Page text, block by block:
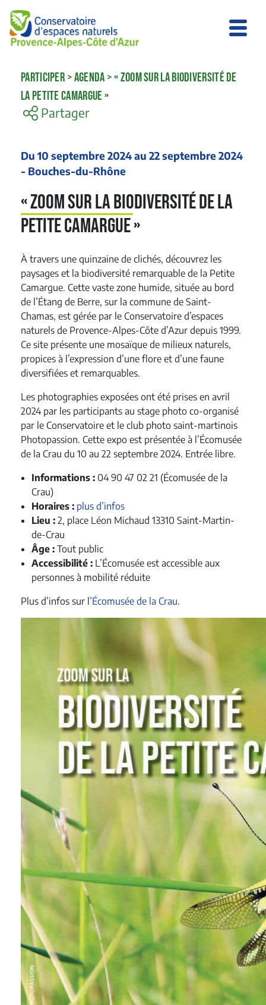
PARTICIPER >AGENDA >« ZOOM SUR LA BIODIVERSITÉ DE
LA PETITE CAMARGUE »
Partager
Du 10 septembre 2024 au 22 septembre 2024
- Bouches-du-Rhône
« Zoom sur la biodiversité de la
Petite Camargue »
À travers une quinzaine de clichés, découvrez les
paysages et la biodiversité remarquable de la Petite
Camargue. Cette vaste zone humide, située au bord
de l’Étang de Berre, sur la commune de Saint-
Chamas, est gérée par le Conservatoire d’espaces
naturels de Provence-Alpes-Côte d’Azur depuis 1999.
Ce site présente une mosaïque de milieux naturels,
propices à l’expression d’une flore et d’une faune
diversifiées et remarquables.
Les photographies exposées ont été prises en avril
2024 par les participants au stage photo co-organisé
par le Conservatoire et le club photo saint-martinois
Photopassion. Cette expo est présentée à l’Écomusée
de la Crau du 10 au 22 septembre 2024. Entrée libre.
Informations : 04 90 47 02 21 (Écomusée de la
Crau)
Horaires : plus d’infos
Lieu : 2, place Léon Michaud 13310 Saint-Martin-
de-Crau
Âge : Tout public
Accessibilité : L’Écomusée est accessible aux
personnes à mobilité réduite
Plus d’infos sur l’Écomusée de la Crau.